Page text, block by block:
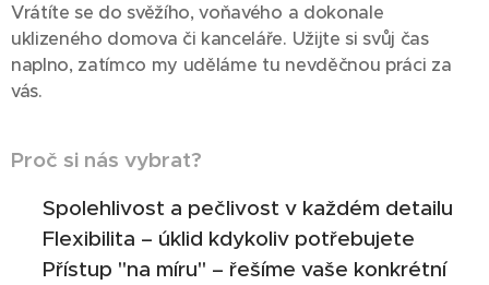
Vrátíte se do svěžího, voňavého a dokonale
uklizeného domova či kanceláře. Užijte si svůj čas
naplno, zatímco my uděláme tu nevděčnou práci za
vás.
Proč si nás vybrat?
Spolehlivost a pečlivost v každém detailu
✔️ Flexibilita – úklid kdykoliv potřebujete
✔️ Přístup "na míru" – řešíme vaše konkrétní